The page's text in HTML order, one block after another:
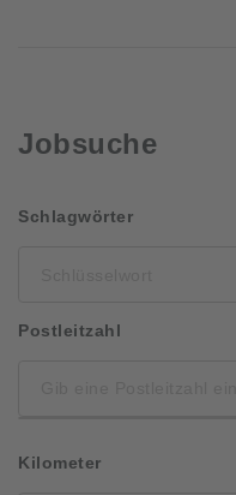
Jobsuche
SchlagwörterSchlüsselwort
Postleitzahl
Kilometer